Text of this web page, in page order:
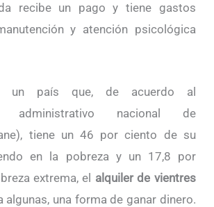
recibe un pago y tiene gastos
y atención psicológica
un país que, de acuerdo al
administrativo nacional de
tiene un 46 por ciento de su
en la pobreza y un 17,8 por
extrema, el alquiler de vientres
algunas, una forma de ganar dinero.